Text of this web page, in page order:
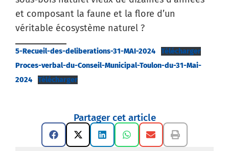
et composant la faune et la flore d’un
véritable écosystème naturel ?
5-Recueil-des-deliberations-31-MAI-2024
Télécharger
Proces-verbal-du-Conseil-Municipal-Toulon-du-31-Mai-
2024
Télécharger
Partager cet article